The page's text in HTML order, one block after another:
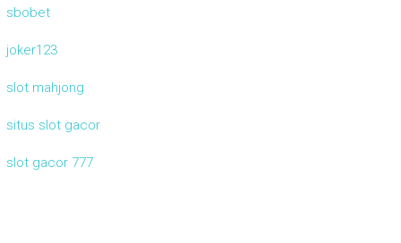
sbobet
joker123
slot mahjong
situs slot gacor
slot gacor 777